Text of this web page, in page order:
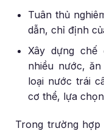
Tuân thủ
dẫn, chỉ định
Xây dựng
nhiều nước,
loại nước trái
cơ thể, lựa
Trong trường